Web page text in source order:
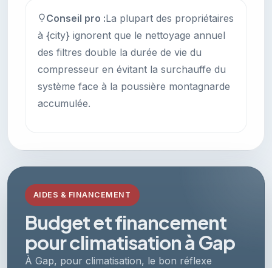
Conseil pro :La plupart des propriétaires
à {city} ignorent que le nettoyage annuel
des filtres double la durée de vie du
compresseur en évitant la surchauffe du
système face à la poussière montagnarde
accumulée.
AIDES & FINANCEMENT
Budget et financement
pour climatisation à Gap
À Gap, pour climatisation, le bon réflexe